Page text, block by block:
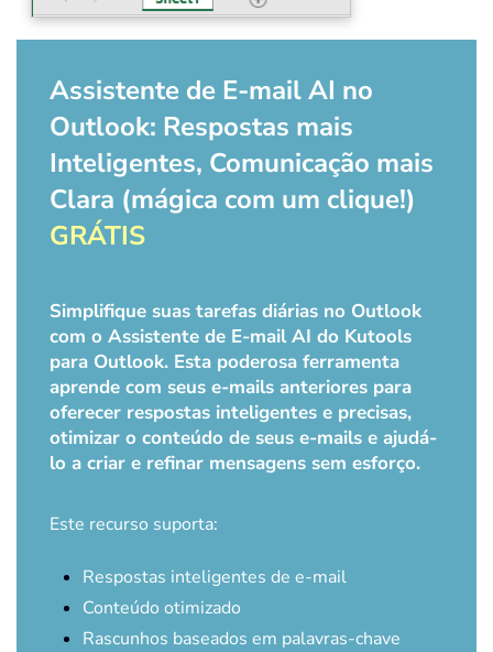
Assistente de E-mail AI no
Outlook: Respostas mais
Inteligentes, Comunicação mais
Clara (mágica com um clique!)
GRÁTIS
Simplifique suas tarefas diárias no Outlook
com o Assistente de E-mail AI do Kutools
para Outlook. Esta poderosa ferramenta
aprende com seus e-mails anteriores para
oferecer respostas inteligentes e precisas,
otimizar o conteúdo de seus e-mails e ajudá-
lo a criar e refinar mensagens sem esforço.
Este recurso suporta:
Respostas inteligentes de e-mail
Conteúdo otimizado
Rascunhos baseados em palavras-chave